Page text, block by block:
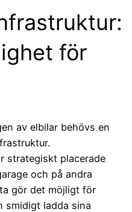
för
av elbilar behövs en
strategiskt placerade
och på andra
gör det möjligt för
smidigt ladda sina